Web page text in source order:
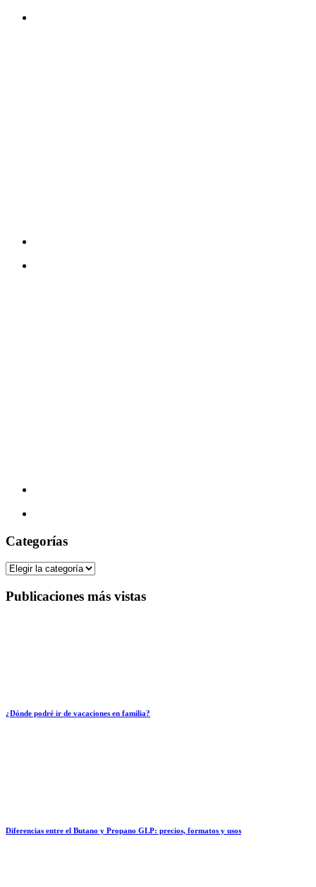
Categorías
Categorías
Publicaciones más vistas
¿Dónde podré ir de vacaciones en familia?
Diferencias entre el Butano y Propano GLP: precios, formatos y usos